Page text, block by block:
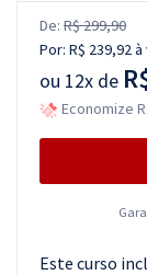
De: R$ 299,90
Por: R$ 239,92à
ou 12x de
Economize
Este curso